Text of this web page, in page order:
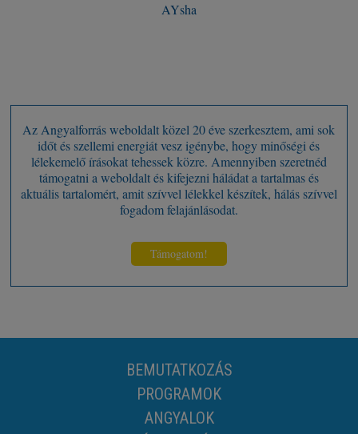
AYsha
Az Angyalforrás weboldalt közel 20 éve szerkesztem, ami sok
időt és szellemi energiát vesz igénybe, hogy minőségi és
lélekemelő írásokat tehessek közre. Amennyiben szeretnéd
támogatni a weboldalt és kifejezni háládat a tartalmas és
aktuális tartalomért, amit szívvel lélekkel készítek, hálás szívvel
fogadom felajánlásodat.
Támogatom!
BEMUTATKOZÁS
PROGRAMOK
ANGYALOK